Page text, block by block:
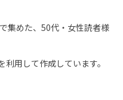
集めた、50代・女性読者様
用して作成しています。